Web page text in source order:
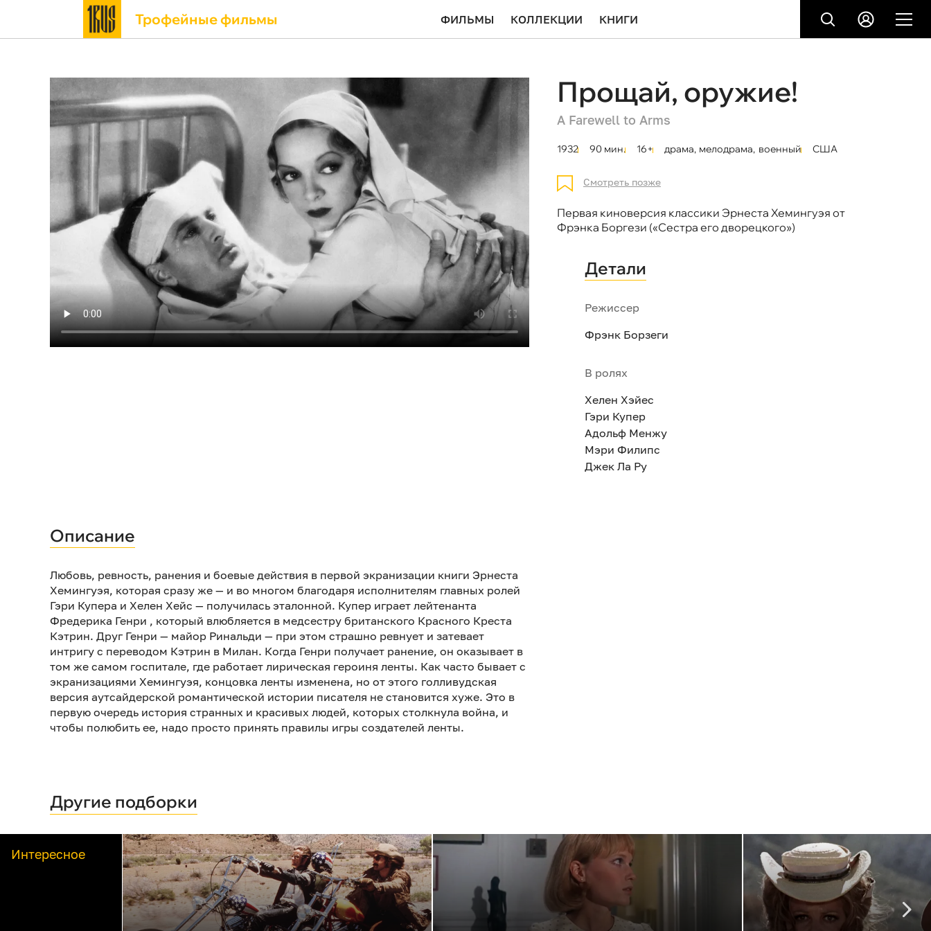
Трофейные фильмы ФИЛЬМЫ КОЛЛЕКЦИИ КНИГИ
Прощай, оружие!
A Farewell to Arms
1932 90 мин. 16+ драма, мелодрама, военный США
Смотреть позже
Первая киноверсия классики Эрнеста Хемингуэя от
Фрэнка Боргези («Сестра его дворецкого»)
Детали
Режиссер
Фрэнк Борзеги
В ролях
Хелен Хэйес
Гэри Купер
Адольф Менжу
Мэри Филипс
Джек Ла Ру
Описание
Любовь, ревность, ранения и боевые действия в первой экранизации книги Эрнеста
Хемингуэя, которая сразу же — и во многом благодаря исполнителям главных ролей
Гэри Купера и Хелен Хейс — получилась эталонной. Купер играет лейтенанта
Фредерика Генри , который влюбляется в медсестру британского Красного Креста
Кэтрин. Друг Генри — майор Ринальди — при этом страшно ревнует и затевает
интригу с переводом Кэтрин в Милан. Когда Генри получает ранение, он оказывает в
том же самом госпитале, где работает лирическая героиня ленты. Как часто бывает с
экранизациями Хемингуэя, концовка ленты изменена, но от этого голливудская
версия аутсайдерской романтической истории писателя не становится хуже. Это в
первую очередь история странных и красивых людей, которых столкнула война, и
чтобы полюбить ее, надо просто принять правилы игры создателей ленты.
Другие подборки
Интересное